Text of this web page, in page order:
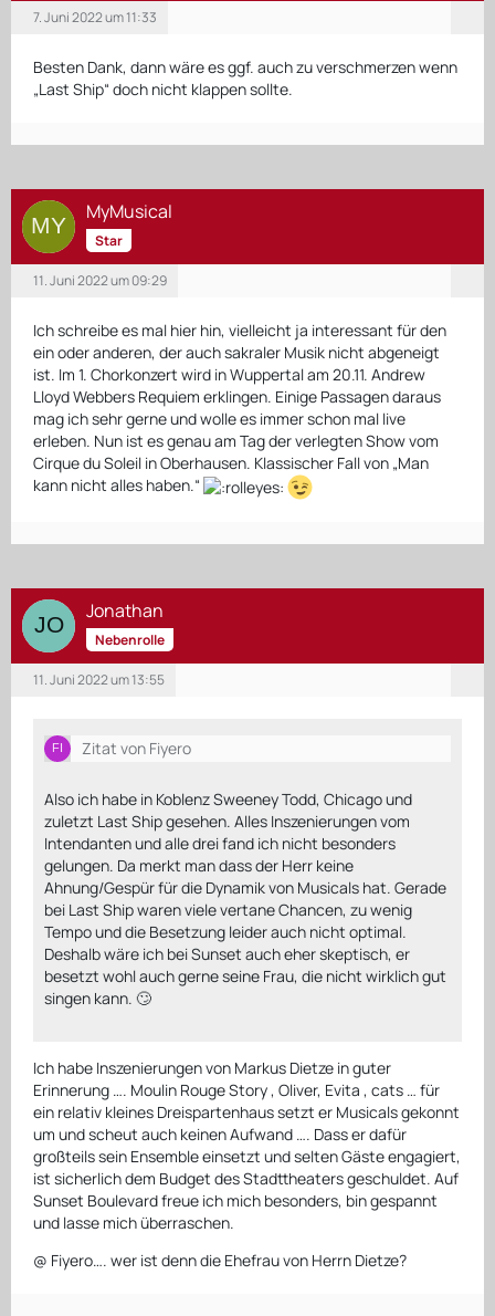
7. Juni 2022 um 11:33
Besten Dank, dann wäre es ggf. auch zu verschmerzen wenn
„Last Ship“ doch nicht klappen sollte.
MyMusical
Star
11. Juni 2022 um 09:29
Ich schreibe es mal hier hin, vielleicht ja interessant für den
ein oder anderen, der auch sakraler Musik nicht abgeneigt
ist. Im 1. Chorkonzert wird in Wuppertal am 20.11. Andrew
Lloyd Webbers Requiem erklingen. Einige Passagen daraus
mag ich sehr gerne und wolle es immer schon mal live
erleben. Nun ist es genau am Tag der verlegten Show vom
Cirque du Soleil in Oberhausen. Klassischer Fall von „Man
kann nicht alles haben.“
Jonathan
Nebenrolle
11. Juni 2022 um 13:55
Zitat von Fiyero
Also ich habe in Koblenz Sweeney Todd, Chicago und
zuletzt Last Ship gesehen. Alles Inszenierungen vom
Intendanten und alle drei fand ich nicht besonders
gelungen. Da merkt man dass der Herr keine
Ahnung/Gespür für die Dynamik von Musicals hat. Gerade
bei Last Ship waren viele vertane Chancen, zu wenig
Tempo und die Besetzung leider auch nicht optimal.
Deshalb wäre ich bei Sunset auch eher skeptisch, er
besetzt wohl auch gerne seine Frau, die nicht wirklich gut
singen kann. 🙄
Ich habe Inszenierungen von Markus Dietze in guter
Erinnerung …. Moulin Rouge Story , Oliver, Evita , cats … für
ein relativ kleines Dreispartenhaus setzt er Musicals gekonnt
um und scheut auch keinen Aufwand …. Dass er dafür
großteils sein Ensemble einsetzt und selten Gäste engagiert,
ist sicherlich dem Budget des Stadttheaters geschuldet. Auf
Sunset Boulevard freue ich mich besonders, bin gespannt
und lasse mich überraschen.
@ Fiyero…. wer ist denn die Ehefrau von Herrn Dietze?